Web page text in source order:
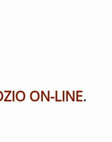
ON-LINE.